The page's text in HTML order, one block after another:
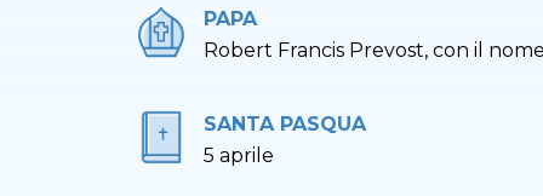
PAPA
Robert Francis Prevost, con il
SANTA PASQUA
5 aprile